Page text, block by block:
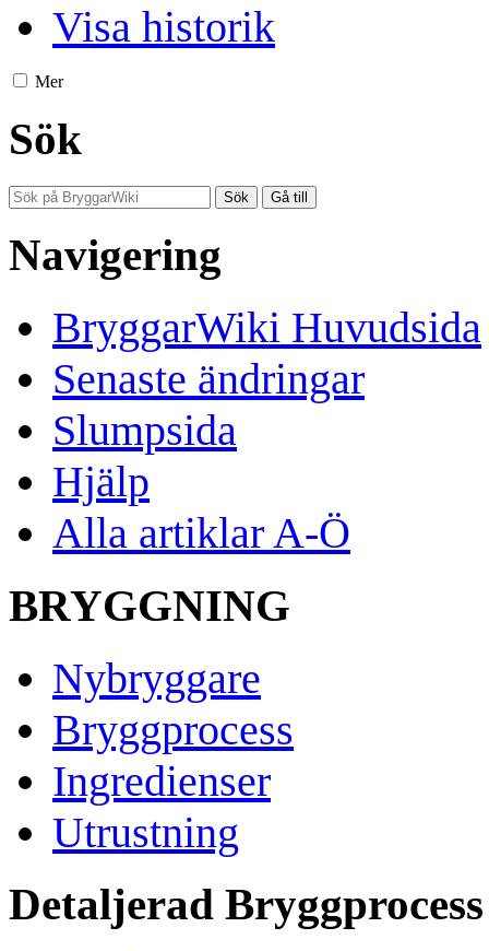
Visa historik
Mer
Sök
Navigering
BryggarWiki Huvudsida
Senaste ändringar
Slumpsida
Hjälp
Alla artiklar A-Ö
BRYGGNING
Nybryggare
Bryggprocess
Ingredienser
Utrustning
Detaljerad Bryggprocess